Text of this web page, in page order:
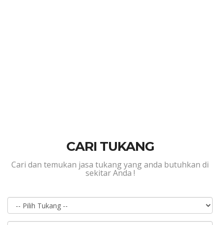
CARI TUKANG
Cari dan temukan jasa tukang yang anda butuhkan di
sekitar Anda !